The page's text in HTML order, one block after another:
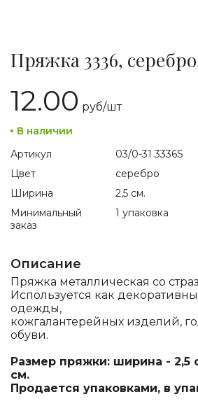
Пряжка 3336,
12.00 руб/шт
В наличии
Артикул
03/0-31 3336S
Цвет
серебро
Ширина
2,5 см.
Минимальный
заказ
1 упаковка
Описание
Пряжка металлическая со
Используется как
одежды,
кожгалантерейных изделий,
обуви.
Размер пряжки: ширина - 2,5
см.
Продается упаковками, в